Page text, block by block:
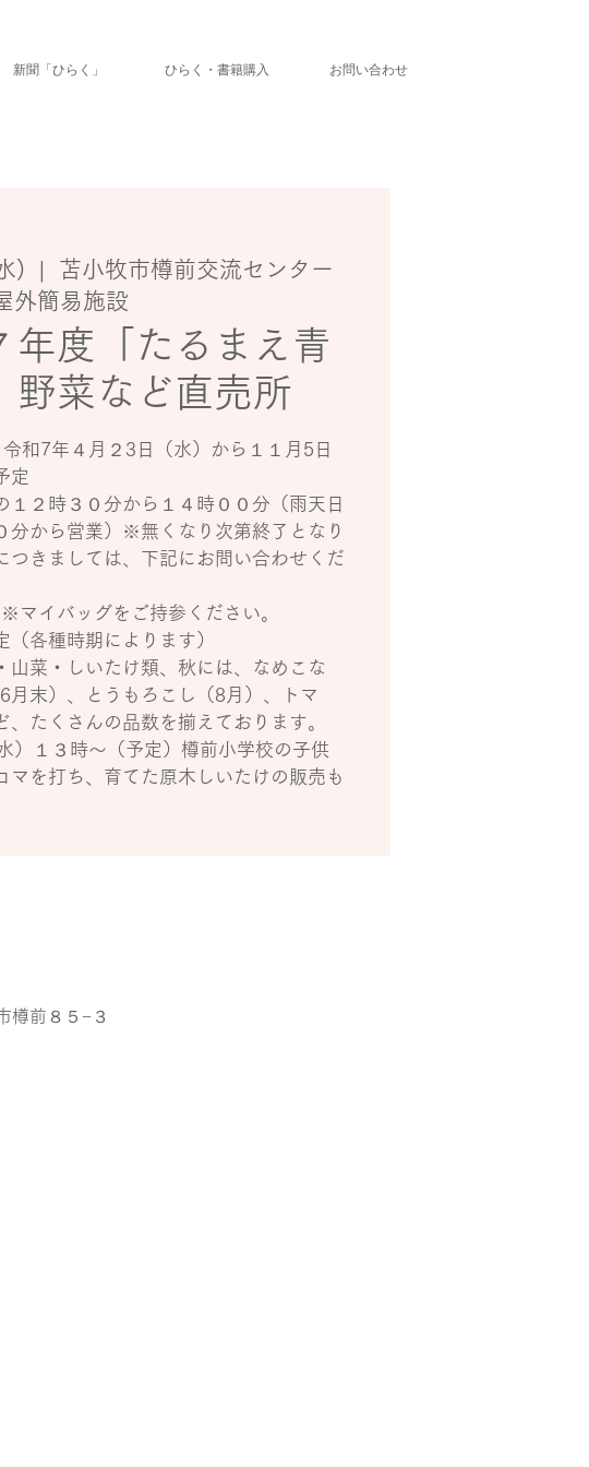
新聞「ひらく」 ひらく・書籍購入 お問い合わせ
)
苫小牧市樽前交流センター
簡易施設
年度「たるまえ青
野菜など直売所
和7年４月２3日（水）から１１月5日
定
１２時３０分から１４時００分（雨天日
分から営業）※無くなり次第終了となり
つきましては、下記にお問い合わせくだ
マイバッグをご持参ください。
各種時期によります）
山菜・しいたけ類、秋には、なめこな
月末）、とうもろこし（8月）、トマ
、たくさんの品数を揃えております。
）１３時～（予定）樽前小学校の子供
マを打ち、育てた原木しいたけの販売も
樽前８５−３